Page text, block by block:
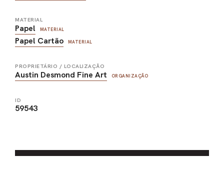
MATERIAL
Papel MATERIAL
Papel Cartão MATERIAL
PROPRIETÁRIO / LOCALIZAÇÃO
Austin Desmond Fine Art ORGANIZAÇÃO
ID
59543